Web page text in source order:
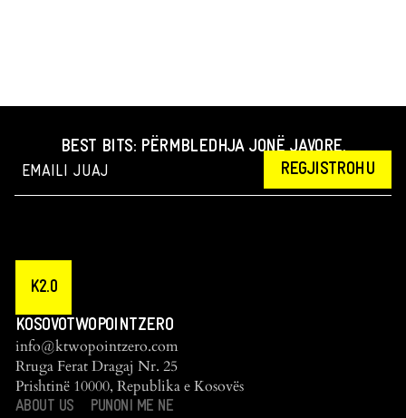
BEST BITS: PËRMBLEDHJA JONË JAVORE.
REGJISTROHU
K2.0
KOSOVOTWOPOINTZERO
info@ktwopointzero.com
Rruga Ferat Dragaj Nr. 25
Prishtinë 10000, Republika e Kosovës
ABOUT US
PUNONI ME NE